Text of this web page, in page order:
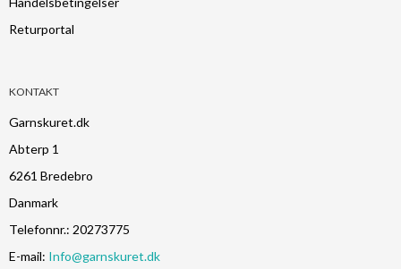
Returportal
KONTAKT
Garnskuret.dk
Abterp 1
6261 Bredebro
Danmark
Telefonnr.: 20273775
E-mail: Info@garnskuret.dk